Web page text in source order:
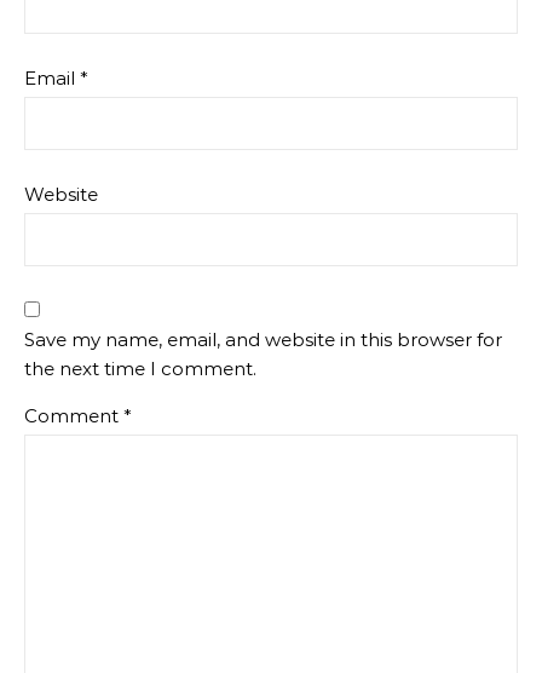
Email *
Website
Save my name, email, and website in this browser for
the next time I comment.
Comment *